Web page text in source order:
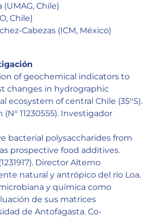
(UMAG, Chile)
Chile)
Cabezas (ICM, México)
of geochemical indicators to
changes in hydrographic
ecosystem of central Chile (35°S).
(N° 11230555). Investigador
bacterial polysaccharides from
prospective food additives.
Director Alterno
natural y antrópico del río Loa.
y química como
de sus matrices
de Antofagasta. Co-